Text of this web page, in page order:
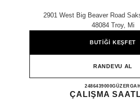
2901 West Big Beaver Road
48084 Troy, Mi
BUTİĞİ KEŞFET
RANDEVU AL
ARAYIN
2486439000GÜZERGAH
ÇALIŞMA